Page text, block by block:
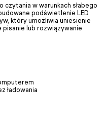
czytania w warunkach słabego
podświetlenie LED.
który umożliwia uniesienie
pisanie lub rozwiązywanie
ładowania